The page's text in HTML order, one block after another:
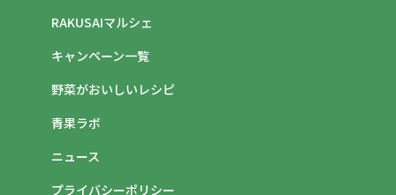
RAKUSAIマルシェ
キャンペーン一覧
野菜がおいしいレシピ
青果ラボ
ニュース
プライバシーポリシー